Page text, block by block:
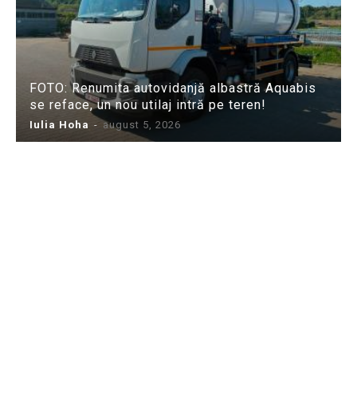
FOTO: Renumita autovidanjă albastră Aquabis
se reface, un nou utilaj intră pe teren!
Iulia Hoha - august 5, 2026